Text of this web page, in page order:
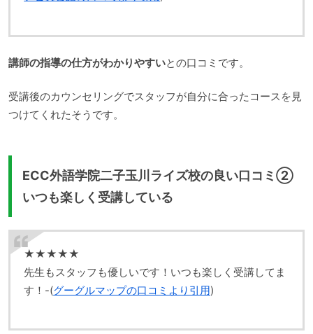
講師の指導の仕方がわかりやすいとの口コミです。
受講後のカウンセリングでスタッフが自分に合ったコースを見
つけてくれたそうです。
ECC外語学院二子玉川ライズ校の良い口コミ②
いつも楽しく受講している
★★★★★
先生もスタッフも優しいです！いつも楽しく受講してま
す！-(グーグルマップの口コミより引用)